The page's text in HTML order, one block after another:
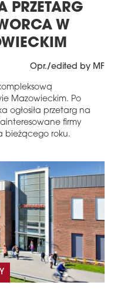
PRZETARG
W
Opr./edited by MF
Mazowieckim. Po
ogłosiła przetarg na
firmy
bieżącego roku.